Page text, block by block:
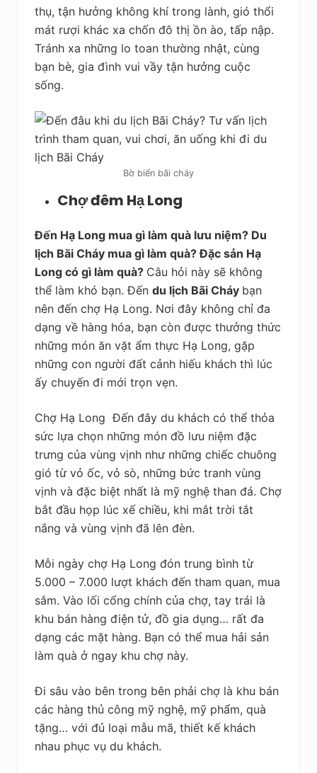
thụ, tận hưởng không khí trong lành, gió thổi
mát rượi khác xa chốn đô thị ồn ào, tấp nập.
Tránh xa những lo toan thường nhật, cùng
bạn bè, gia đình vui vầy tận hưởng cuộc
sống.
Bờ biển bãi cháy
Chợ đêm Hạ Long
Đến Hạ Long mua gì làm quà lưu niệm? Du
lịch Bãi Cháy mua gì làm quà? Đặc sản Hạ
Long có gì làm quà? Câu hỏi này sẽ không
thể làm khó bạn. Đến du lịch Bãi Cháy bạn
nên đến chợ Hạ Long. Nơi đây không chỉ đa
dạng về hàng hóa, bạn còn được thưởng thức
những món ăn vặt ẩm thực Hạ Long, gặp
những con người đất cảnh hiếu khách thì lúc
ấy chuyến đi mới trọn vẹn.
Chợ Hạ Long Đến đây du khách có thể thỏa
sức lựa chọn những món đồ lưu niệm đặc
trưng của vùng vịnh như những chiếc chuông
gió từ vỏ ốc, vỏ sò, những bức tranh vùng
vịnh và đặc biệt nhất là mỹ nghệ than đá. Chợ
bắt đầu họp lúc xế chiều, khi mắt trời tắt
nắng và vùng vịnh đã lên đèn.
Mỗi ngày chợ Hạ Long đón trung bình từ
5.000 – 7.000 lượt khách đến tham quan, mua
sắm. Vào lối cổng chính của chợ, tay trái là
khu bán hàng điện tử, đồ gia dụng… rất đa
dạng các mặt hàng. Bạn có thể mua hải sản
làm quà ở ngay khu chợ này.
Đi sâu vào bên trong bên phải chợ là khu bán
các hàng thủ công mỹ nghệ, mỹ phẩm, quà
tặng… với đủ loại mẫu mã, thiết kế khách
nhau phục vụ du khách.